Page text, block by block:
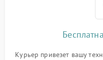
Курьер привезет вашу